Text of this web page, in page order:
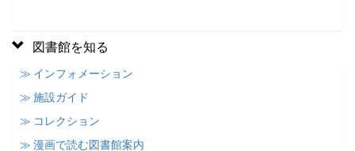
図書館を知る
≫ インフォメーション
≫ 施設ガイド
≫ コレクション
≫ 漫画で読む図書館案内